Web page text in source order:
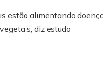
estão alimentando
diz estudo